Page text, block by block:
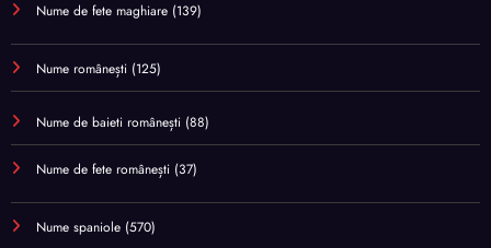
Nume de fete maghiare (139)
Nume românești (125)
Nume de baieti românești (88)
Nume de fete românești (37)
Nume spaniole (570)